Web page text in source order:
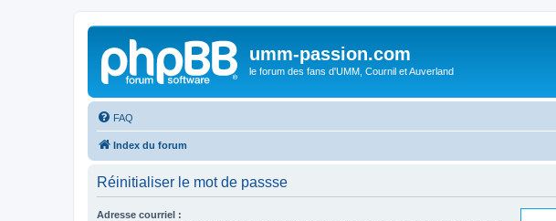
umm-passion.com
le forum des fans d'UMM, Cournil et Auverland
FAQ
Index du forum
Réinitialiser le mot de passse
Adresse courriel :